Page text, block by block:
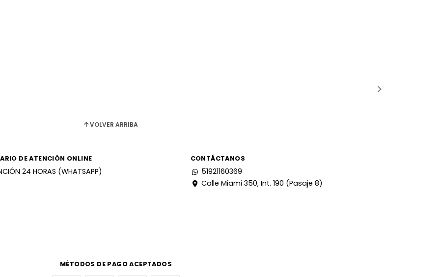
VOLVER ARRIBA
DE ATENCIÓN ONLINE
24 HORAS (WHATSAPP)
CONTÁCTANOS
51921160369
Calle Miami 350, Int. 190 (Pasaje 8)
MÉTODOS DE PAGO ACEPTADOS